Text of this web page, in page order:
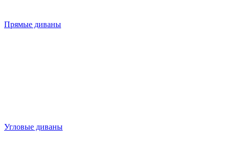
Прямые диваны
Угловые диваны